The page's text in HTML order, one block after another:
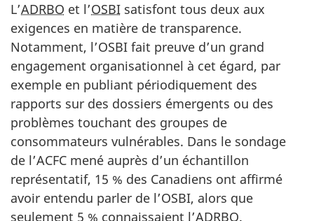
L’ADRBO et l’OSBI satisfont tous deux aux
exigences en matière de transparence.
Notamment, l’OSBI fait preuve d’un grand
engagement organisationnel à cet égard, par
exemple en publiant périodiquement des
rapports sur des dossiers émergents ou des
problèmes touchant des groupes de
consommateurs vulnérables. Dans le sondage
de l’ACFC mené auprès d’un échantillon
représentatif, 15 % des Canadiens ont affirmé
avoir entendu parler de l’OSBI, alors que
seulement 5 % connaissaient l’ADRBO.